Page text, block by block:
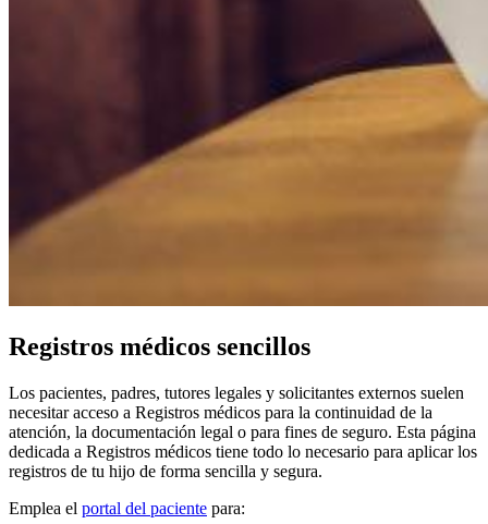
Registros médicos sencillos
Los pacientes, padres, tutores legales y solicitantes externos suelen
necesitar acceso a Registros médicos para la continuidad de la
atención, la documentación legal o para fines de seguro. Esta página
dedicada a Registros médicos tiene todo lo necesario para aplicar los
registros de tu hijo de forma sencilla y segura.
Emplea el portal del paciente para: